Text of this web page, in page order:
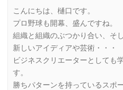
こんにちは、樋口です。
プロ野球も開幕、盛んですね。
組織と組織のぶつかり合い、そ
新しいアイディアや芸術・・・
ビジネスクリエーターとしても
す。
勝ちパターンを持っているスポ